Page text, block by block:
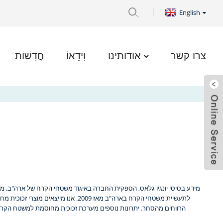
English
חֲדָשׁוֹת וִידֵאוֹ אודותינו צרו קשר
הרווחים מהסחר. יתרונות נוספים מערכת זכוכית מחוסמת למשטח